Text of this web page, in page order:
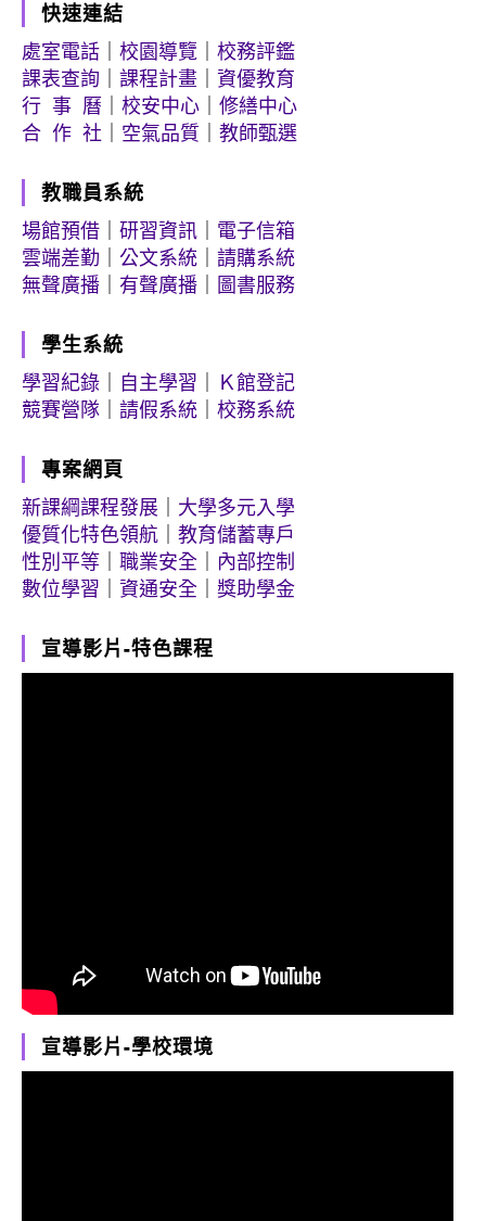
快速連結
處室電話
校園導覽
校務評鑑
課表查詢
課程計畫
資優教育
行 事 曆
校安中心
修繕中心
合 作 社
空氣品質 教師甄選
教職員系統
場館預借
研習資訊
電子信箱
雲端差勤
公文系統
請購系統
無聲廣播
有聲廣播 圖書服務
學生系統
學習紀錄
自主學習
Ｋ館登記
競賽營隊
請假系統 校務系統
專案網頁
新課綱課程發展
大學多元入學
優質化特色領航
教育儲蓄專戶
性別平等
職業安全
內部控制
數位學習
資通安全 獎助學金
宣導影片-特色課程
宣導影片-學校環境